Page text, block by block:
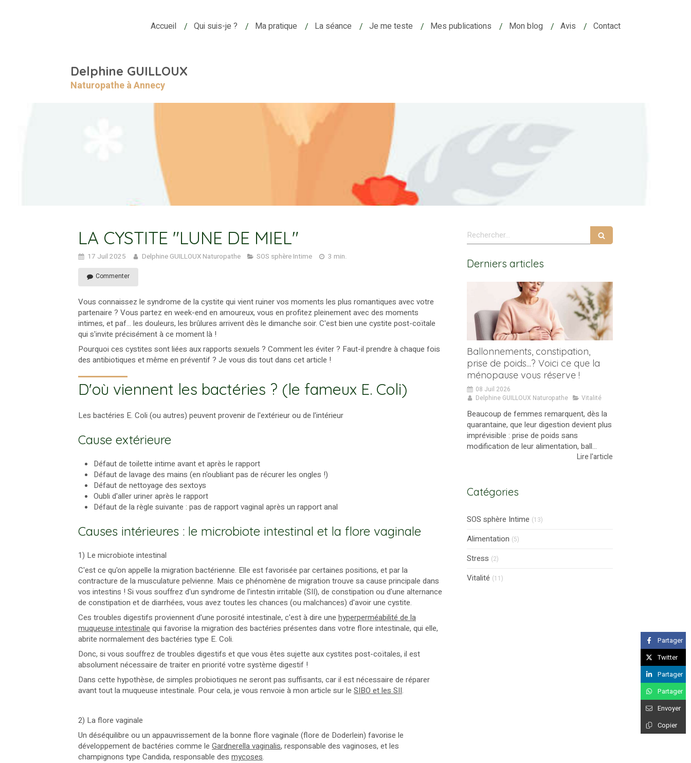
Accueil Qui suis-je ? Ma pratique La séance Je me teste Mes publications Mon blog Avis Contact
Delphine GUILLOUX
Naturopathe à Annecy
LA CYSTITE "LUNE DE MIEL"
17 Juil 2025 Delphine GUILLOUX Naturopathe SOS sphère Intime 3 min.
Commenter
Vous connaissez le syndrome de la cystite qui vient ruiner vos moments les plus romantiques avec votre
partenaire ? Vous partez en week-end en amoureux, vous en profitez pleinement avec des moments
intimes, et paf... les douleurs, les brûlures arrivent dès le dimanche soir. C'est bien une cystite post-coïtale
qui s'invite précisément à ce moment là !
Pourquoi ces cystites sont liées aux rapports sexuels ? Comment les éviter ? Faut-il prendre à chaque fois
des antibiotiques et même en préventif ? Je vous dis tout dans cet article !
D'où viennent les bactéries ? (le fameux E. Coli)
Les bactéries E. Coli (ou autres) peuvent provenir de l'extérieur ou de l'intérieur
Cause extérieure
Défaut de toilette intime avant et après le rapport
Défaut de lavage des mains (en n'oubliant pas de récurer les ongles !)
Défaut de nettoyage des sextoys
Oubli d'aller uriner après le rapport
Défaut de la règle suivante : pas de rapport vaginal après un rapport anal
Causes intérieures : le microbiote intestinal et la flore vaginale
1) Le microbiote intestinal
C'est ce qu'on appelle la migration bactérienne. Elle est favorisée par certaines positions, et par la
contracture de la musculature pelvienne. Mais ce phénomène de migration trouve sa cause principale dans
vos intestins ! Si vous souffrez d'un syndrome de l'intestin irritable (SII), de constipation ou d'une alternance
de constipation et de diarrhées, vous avez toutes les chances (ou malchances) d'avoir une cystite.
Ces troubles digestifs proviennent d'une porosité intestinale, c'est à dire une hyperperméabilité de la
muqueuse intestinale qui favorise la migration des bactéries présentes dans votre flore intestinale, qui elle,
abrite normalement des bactéries type E. Coli.
Donc, si vous souffrez de troubles digestifs et que vous êtes sujette aux cystites post-coïtales, il est
absolument nécessaire de traiter en priorité votre système digestif !
Dans cette hypothèse, de simples probiotiques ne seront pas suffisants, car il est nécessaire de réparer
avant tout la muqueuse intestinale. Pour cela, je vous renvoie à mon article sur le SIBO et les SII.
2) La flore vaginale
Un déséquilibre ou un appauvrissement de la bonne flore vaginale (flore de Doderlein) favorise le
développement de bactéries comme le Gardnerella vaginalis, responsable des vaginoses, et les
champignons type Candida, responsable des mycoses.
Partager
Twitter
Partager
Partager
Envoyer
Copier
Rechercher
Derniers articles
Ballonnements, constipation,
prise de poids...? Voici ce que la
ménopause vous réserve !
08 Juil 2026
Delphine GUILLOUX Naturopathe
Vitalité
Beaucoup de femmes remarquent, dès la
quarantaine, que leur digestion devient plus
imprévisible : prise de poids sans
modification de leur alimentation, ball...
Lire l'article
Catégories
SOS sphère Intime (13)
Alimentation (5)
Stress (2)
Vitalité (11)